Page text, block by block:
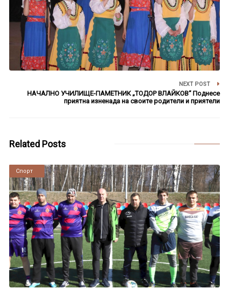
NEXT POST
НАЧАЛНО УЧИЛИЩЕ-ПАМЕТНИК „ТОДОР ВЛАЙКОВ“ Поднесе
приятна изненада на своите родители и приятели
Related Posts
Новини
Спорт